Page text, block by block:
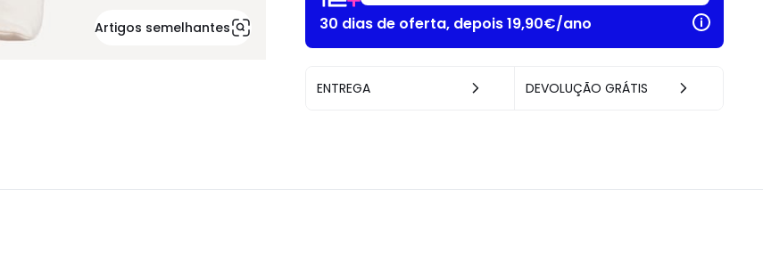
Artigos semelhantes
30 dias de oferta, depois 19,90€/ano
ENTREGA DEVOLUÇÃO GRÁTIS